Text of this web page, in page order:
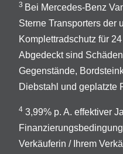
3 Bei Mercedes-Benz
Sterne Transporters der
Komplettradschutz für
Abgedeckt sind
Gegenstände,
Diebstahl und geplatzte
4 3,99% p. A. effektiver
Verkäuferin / Ihrem